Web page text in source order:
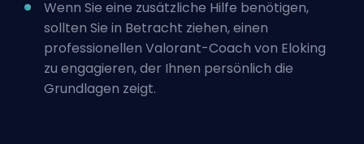
Wenn Sie eine zusätzliche Hilfe benötigen,
sollten Sie in Betracht ziehen,einen
professionellen Valorant-Coach von Eloking
zu engagieren, der Ihnen persönlich die
Grundlagen zeigt.